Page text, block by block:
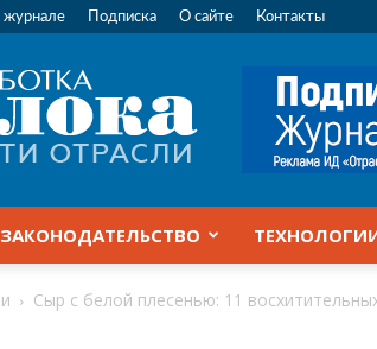
Подписка О сайте Контакты
Переработка
молока
|
Новости
ЗАКОНОДАТЕЛЬСТВО
Сыр с белой плесенью: 11